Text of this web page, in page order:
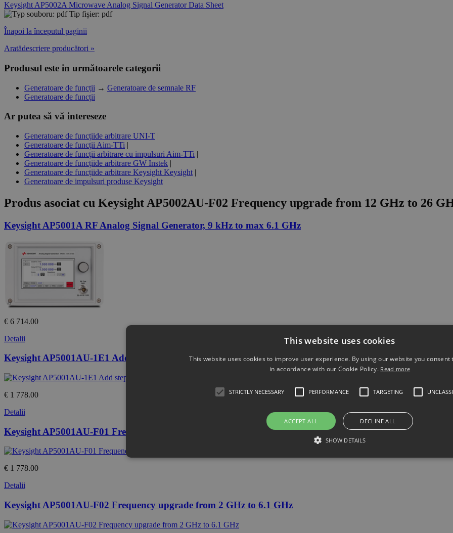
Keysight AP5002A Microwave Analog Signal Generator Data Sheet
Tip fișier: pdf
Înapoi la începutul paginii
Aratădescriere producători »
Produsul este in următoarele categorii
Generatoare de funcții → Generatoare de semnale RF
Generatoare de funcții
Ar putea să vă intereseze
Generatoare de funcțiide arbitrare UNI-T |
Generatoare de funcții Aim-TTi |
Generatoare de funcții arbitrare cu impulsuri Aim-TTi |
Generatoare de funcțiide arbitrare GW Instek |
Generatoare de funcțiide arbitrare Keysight Keysight |
Generatoare de impulsuri produse Keysight
Produs asociat cu Keysight AP5002AU-F02 Frequency upgrade from 12 GHz to 26
Keysight AP5001A RF Analog Signal Generator, 9 kHz to max 6.1 GHz
€ 6 714.00
Detalii
Keysight AP5001AU-1E1 Add step attenuator
€ 1 778.00
Detalii
Keysight AP5001AU-F01 Frequency upgrade from 2 GHz to 4 GHz
€ 1 778.00
Detalii
Keysight AP5001AU-F02 Frequency upgrade from 2 GHz to 6.1 GHz
This website uses cookies
This website uses cookies to improve user experience. By using our website you consent
in accordance with our Cookie Policy. Read more
STRICTLY NECESSARY PERFORMANCE TARGETING
ACCEPT ALL DECLINE ALL
SHOW DETAILS